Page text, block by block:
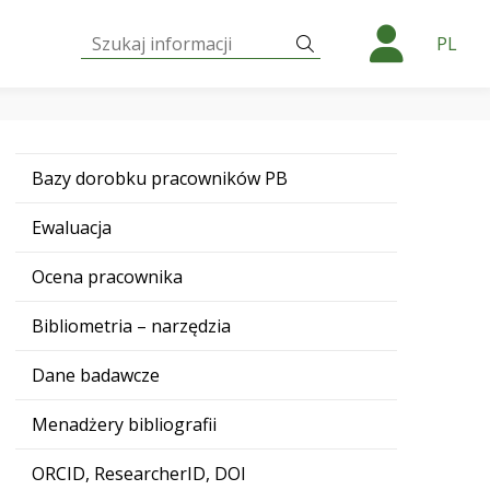
Szukaj: PL
Bazy dorobku pracowników PB
Ewaluacja
Ocena pracownika
Bibliometria – narzędzia
Dane badawcze
Menadżery bibliografii
ORCID, ResearcherID, DOI